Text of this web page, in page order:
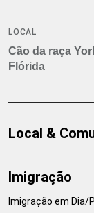
LOCAL
Cão da raça
Flórida
Local &
Imigração
Imigração em